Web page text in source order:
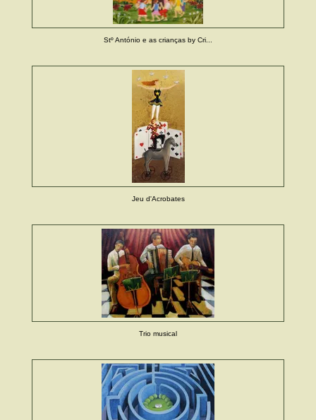
Stº António e as crianças by Cri...
Jeu d'Acrobates
Trio musical